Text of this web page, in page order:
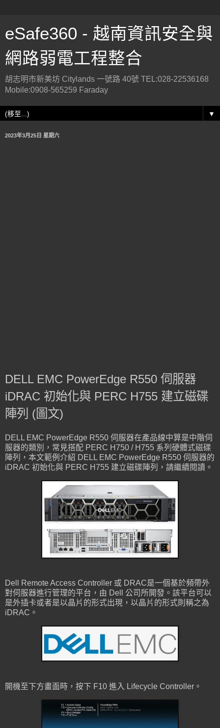
eSafe360 - 越南資訊安全與
網路弱電工程整合
胡志明市新美坊 Citylands 一號路 40號 TEL:028-22536168
Mobile:0908-565259 Faraday
▼
2023年3月25日 星期六
DELL EMC PowerEdge R550 伺服器
iDRAC 初始化與 PERC H755 建立磁碟
陣列 (圖文)
DELL EMC PowerEdge R550 伺服器在產品線中算是中階伺
服器的類別，常見搭配 PERC H750 / H755 系列硬體式磁碟
陣列，本文範例介紹 DELL EMC PowerEdge R550 伺服器的
iDRAC 初始化與 PERC H755 建立磁碟陣列，請繼續閱讀。
Dell Remote Access Controller 或 DRAC是一個基於頻帶外
對伺服器進行管理的平台，由 Dell 公司所開發。該平台可以
是外插卡或者是以晶片的形式出現，以晶片的形式則稱之為
iDRAC。
開機至下方畫面時，按下 F10 進入 Lifecycle Controller。